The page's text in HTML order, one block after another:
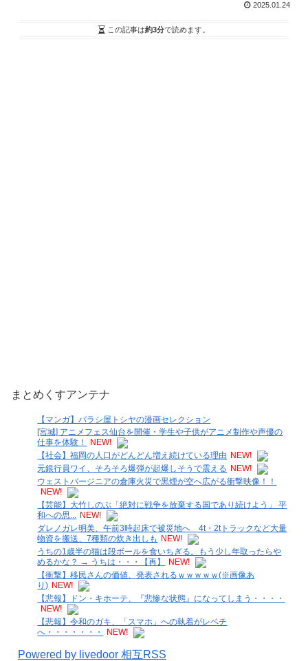
2025.01.24
この記事は約3分で読めます。
まとめくすアンテナ
【マンガ】バラシ屋トシヤの漫画セレクション
[宮城] アニメフェス仙台を開催・学生や子供がアニメ制作や声優の
仕事を体験！
NEW!
【社会】福岡の人口がどんどん増え続けている理由 NEW!
元銀行員ワイ、そろそろ爆弾が起爆しそうで震える NEW!
ウェストバージニアの倉庫火災で黒煙が空へ広がる衝撃映像！！
NEW!
【芸能】大竹しのぶ「絶対に戦争を放棄する国であり続けよう」 平
和への思... NEW!
ダレノガレ明美、午前3時起床で被災地へ 4t・2tトラックなど大量
物資を搬送、7種類の炊き出しも
NEW!
うちの1歳半の猫は段ボールを食いちぎる。もう少し年取ったらや
めるかな？ → うちは・・・【再】
NEW!
【衝撃】移民さんの価値、発表されるｗｗｗｗｗ(※画像あ
り) NEW!
【悲報】ドン・キホーテ、『悲惨な状態』になってしまう・・・・
NEW!
【悲報】令和のガキ、「スマホ」への執着がレベチ
へ・・・・・・・
NEW!
Powered by livedoor 相互RSS